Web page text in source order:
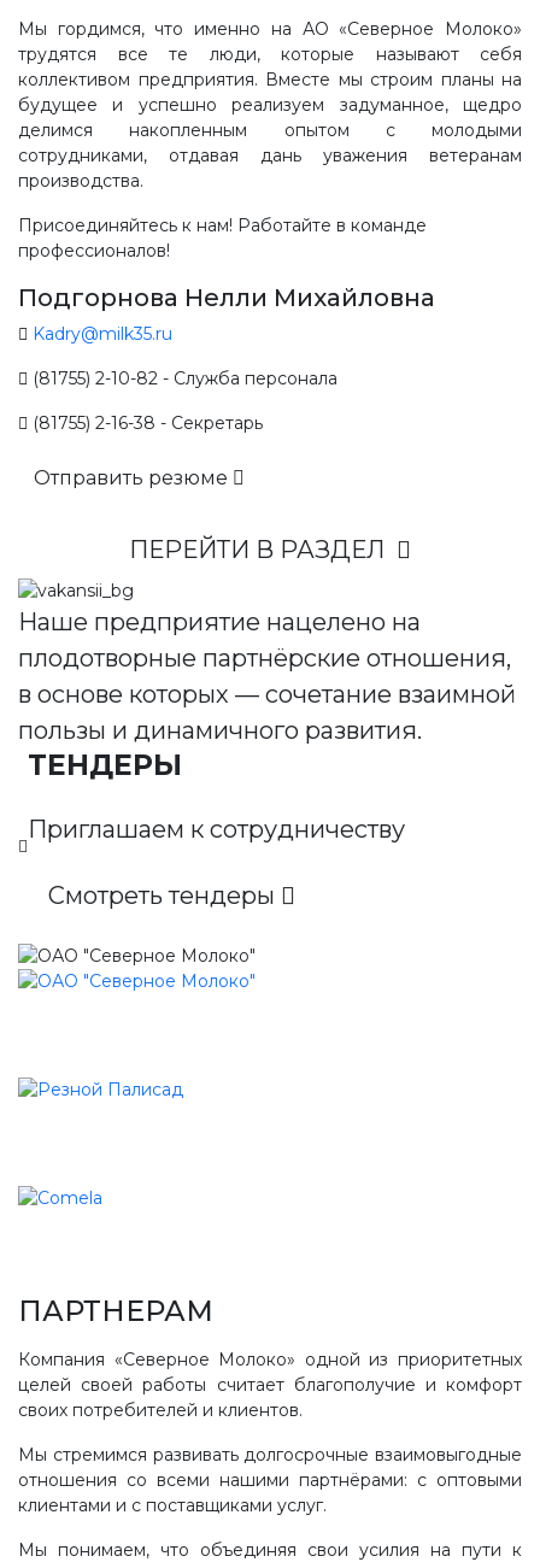
Мы гордимся, что именно на АО «Северное Молоко»
трудятся все те люди, которые называют себя
коллективом предприятия. Вместе мы строим планы на
будущее и успешно реализуем задуманное, щедро
делимся накопленным опытом с молодыми
сотрудниками, отдавая дань уважения ветеранам
производства.
Присоединяйтесь к нам! Работайте в команде
профессионалов!
Подгорнова Нелли Михайловна
Kadry@milk35.ru
(81755) 2-10-82 - Служба персонала
(81755) 2-16-38 - Секретарь
Отправить резюме
ПЕРЕЙТИ В РАЗДЕЛ
Наше предприятие нацелено на
плодотворные партнёрские отношения,
в основе которых — сочетание взаимной
пользы и динамичного развития.
ТЕНДЕРЫ
Приглашаем к сотрудничеству
Смотреть тендеры
ПАРТНЕРАМ
Компания «Северное Молоко» одной из приоритетных
целей своей работы считает благополучие и комфорт
своих потребителей и клиентов.
Мы стремимся развивать долгосрочные взаимовыгодные
отношения со всеми нашими партнёрами: с оптовыми
клиентами и с поставщиками услуг.
Мы понимаем, что объединяя свои усилия на пути к